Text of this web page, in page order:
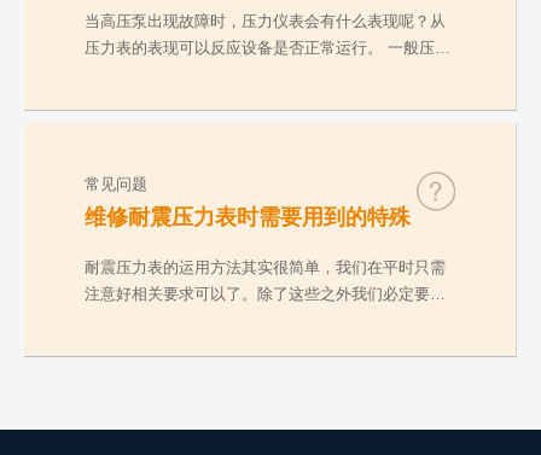
当高压泵出现故障时，压力仪表会有什么表现呢？从
压力表的表现可以反应设备是否正常运行。 一般压力
常见问题
维修耐震压力表时需要用到的特殊
耐震压力表的运用方法其实很简单，我们在平时只需
注意好相关要求可以了。除了这些之外我们必定要弄